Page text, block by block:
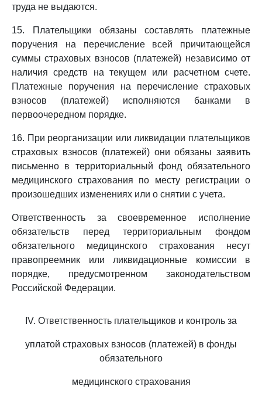
труда не выдаются.
15. Плательщики обязаны составлять платежные
поручения на перечисление всей причитающейся
суммы страховых взносов (платежей) независимо от
наличия средств на текущем или расчетном счете.
Платежные поручения на перечисление страховых
взносов (платежей) исполняются банками в
первоочередном порядке.
16. При реорганизации или ликвидации плательщиков
страховых взносов (платежей) они обязаны заявить
письменно в территориальный фонд обязательного
медицинского страхования по месту регистрации о
произошедших изменениях или о снятии с учета.
Ответственность за своевременное исполнение
обязательств перед территориальным фондом
обязательного медицинского страхования несут
правопреемник или ликвидационные комиссии в
порядке, предусмотренном законодательством
Российской Федерации.
IV. Ответственность плательщиков и контроль за
уплатой страховых взносов (платежей) в фонды
обязательного
медицинского страхования